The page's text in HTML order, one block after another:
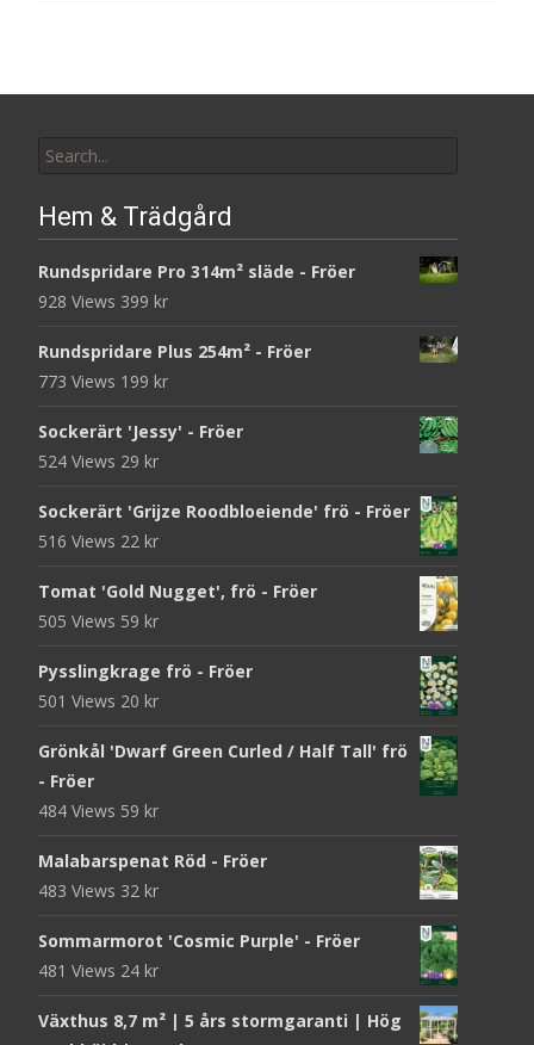
for:
Hem & Trädgård
Rundspridare Pro 314m² släde - Fröer
928 Views 399 kr
Rundspridare Plus 254m² - Fröer
773 Views 199 kr
Sockerärt 'Jessy' - Fröer
524 Views 29 kr
Sockerärt 'Grijze Roodbloeiende' frö - Fröer
516 Views 22 kr
Tomat 'Gold Nugget', frö - Fröer
505 Views 59 kr
Pysslingkrage frö - Fröer
501 Views 20 kr
Grönkål 'Dwarf Green Curled / Half Tall' frö
- Fröer
484 Views 59 kr
Malabarspenat Röd - Fröer
483 Views 32 kr
Sommarmorot 'Cosmic Purple' - Fröer
481 Views 24 kr
Växthus 8,7 m² | 5 års stormgaranti | Hög